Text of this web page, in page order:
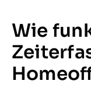
2.
3. Wie
Wie